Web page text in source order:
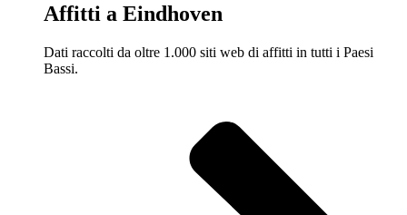
Affitti a Eindhoven
Dati raccolti da oltre 1.000 siti web di affitti in tutti i Paesi
Bassi.